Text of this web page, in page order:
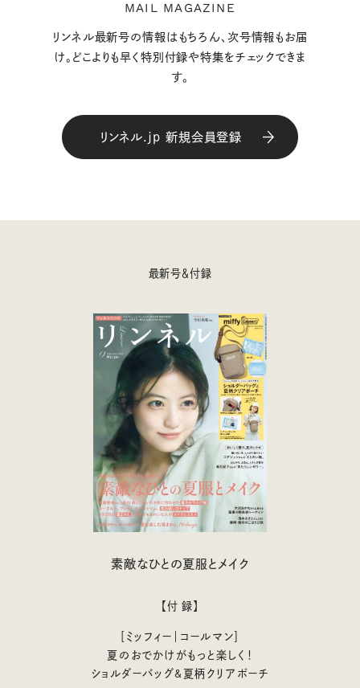
MAIL MAGAZINE
リンネル最新号の情報はもちろん、次号情報もお届
け。どこよりも早く特別付録や特集をチェックできま
す。
リンネル.jp 新規会員登録
最新号＆付録
素敵なひとの夏服とメイク
【付 録】
［ミッフィー｜コールマン］
夏のおでかけがもっと楽しく！
ショルダーバッグ&夏柄クリアポーチ